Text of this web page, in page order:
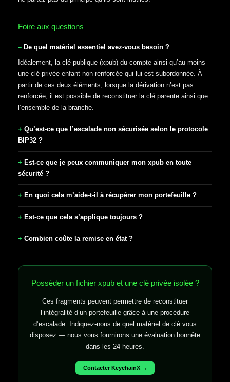
Foire aux questions
De quel matériel essentiel avez-vous besoin ?
Idéalement, la clé publique (xpub) du compte ainsi qu’au moins
une clé privée enfant non renforcée qui lui est subordonnée. À
partir de ces deux éléments, lorsque la dérivation n’est pas
renforcée, il est possible de reconstituer la clé parente ainsi que
l’ensemble de la branche.
Qu’est-ce que l’escalade non sécurisée selon le protocole
BIP32 ?
Est-ce que je peux communiquer mon xpub en toute
sécurité ?
En quoi cela m’aide-t-il à récupérer mon portefeuille ?
Est-ce que cela s’applique toujours ?
Combien coûte la remise en état ?
Posséder un fichier xpub et une clé privée isolée ?
Ces fragments peuvent permettre de reconstituer
l’intégralité d’un portefeuille grâce à une procédure
d’escalade. Indiquez-nous de quel matériel de clé vous
disposez — nous vous fournirons une évaluation honnête
dans les 24 heures.
Contacter KeychainX →